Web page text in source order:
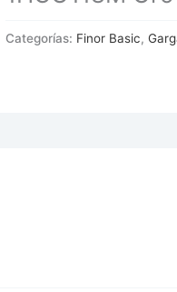
Categorías: Finor Basic,